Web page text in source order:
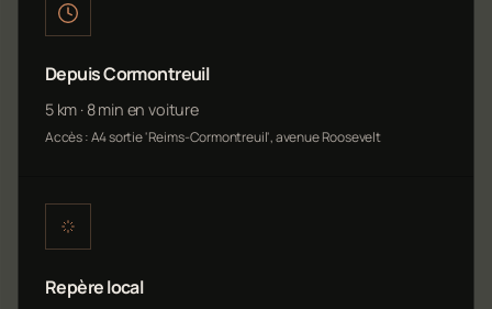
Depuis Cormontreuil
5 km · 8 min en voiture
Accès : A4 sortie 'Reims-Cormontreuil', avenue Roosevelt
Repère local